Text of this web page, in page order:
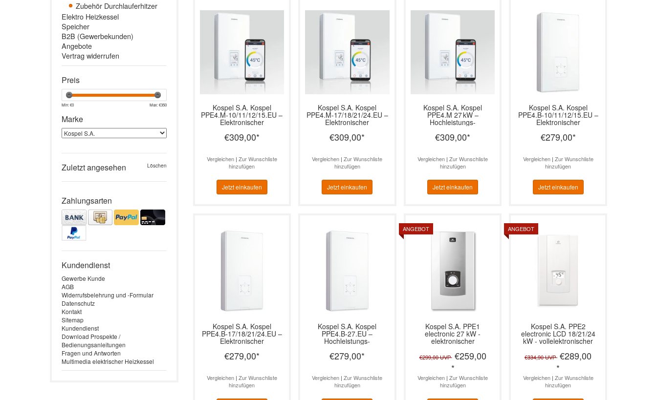
Zubehör Durchlauferhitzer
Elektro Heizkessel
Speicher
B2B (Gewerbekunden)
Angebote
Vertrag widerrufen
Preis
Min: €0 Max: €350
Marke
Zuletzt angesehen Löschen
Zahlungsarten
Kundendienst
Gewerbe Kunde
AGB
Widerrufsbelehrung und -Formular
Datenschutz
Kontakt
Sitemap
Kundendienst
Download Prospekte /
Bedienungsanleitungen
Fragen und Antworten
Multimedia elektrischer Heizkessel
Kospel S.A. Kospel
PPE4.M-10/11/12/15.EU –
Elektronischer
& LCD, 10–15 kW
€309,00*
Vergleichen| Zur Wunschliste
hinzufügen
Jetzt einkaufen
Kospel S.A. Kospel
PPE4.M-17/18/21/24.EU –
Elektronischer
& LCD, 17–24 kW
€309,00*
Vergleichen |Zur Wunschliste
hinzufügen
Jetzt einkaufen
Kospel S.A. Kospel
PPE4.M 27 kW –
Hochleistungs-
Küche
€309,00*
Vergleichen |Zur Wunschliste
hinzufügen
Jetzt einkaufen
Kospel S.A. Kospel
PPE4.B-10/11/12/15.EU –
Elektronischer
kW
€279,00*
Vergleichen| Zur Wunschliste
hinzufügen
Jetzt einkaufen
Kospel S.A. Kospel
PPE4.B-17/18/21/24.EU –
Elektronischer
kW
€279,00*
Vergleichen| Zur Wunschliste
hinzufügen
Kospel S.A. Kospel
PPE4.B-27.EU –
Hochleistungs-
Durchlauferhitzer
elektronisch, 27 kW
€279,00*
Vergleichen |Zur Wunschliste
hinzufügen
ANGEBOT
Kospel S.A. PPE1
electronic 27 kW -
elektronischer
€299,00UVP €259,00
*
Vergleichen |Zur Wunschliste
hinzufügen
ANGEBOT
Kospel S.A. PPE2
electronic LCD 18/21/24
kW - vollelektronischer
€334,90UVP €289,00
*
Vergleichen| Zur Wunschliste
hinzufügen